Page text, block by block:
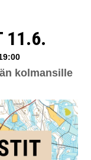
11.6.
kolmansille